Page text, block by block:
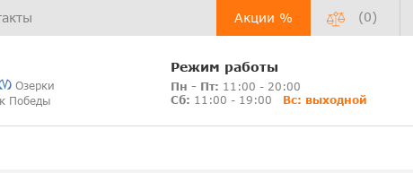
Акции % (0)
Озерки
Победы
Режим работы
Пн - Пт: 11:00 - 20:00
Сб: 11:00 - 19:00 Вс: выходной